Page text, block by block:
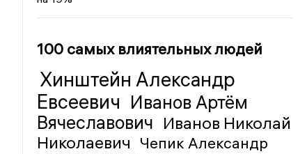
100 самых влиятельных людей
Хинштейн Александр
Евсеевич Иванов Артём
Вячеславович Иванов Николай
Николаевич Чепик Александр